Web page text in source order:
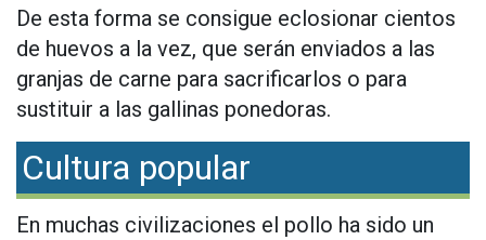
De esta forma se consigue eclosionar cientos
de huevos a la vez, que serán enviados a las
granjas de carne para sacrificarlos o para
sustituir a las gallinas ponedoras.
Cultura popular
En muchas civilizaciones el pollo ha sido un